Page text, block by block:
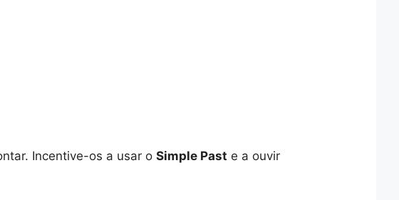
Incentive-os a usar o Simple Past e a ouvir